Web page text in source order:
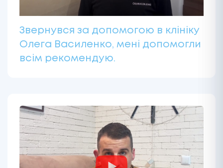
Звернувся за допомогою в клініку
Олега Василенко, мені допомогли
всім рекомендую.